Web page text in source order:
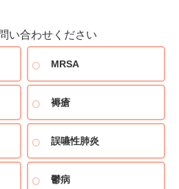
い合わせください
MRSA
褥瘡
誤嚥性肺炎
鬱病